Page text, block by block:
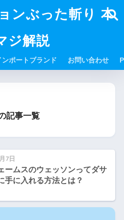
ンぶった斬り 本
ジ解説
ンポートブランド お問い合わせ
記事一覧
7日
ームスのウェッソンってダサ
手に入れる方法とは？